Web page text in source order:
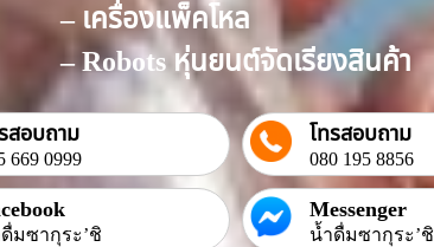
– เครื่องแพ็คโหล
– Robots หุ่นยนต์จัดเรียงสินค้า
สอบถาม
669 0999
โทรสอบถาม
080 195 8856
มซากุระ’ชิ
Messenger
น้ำดื่มซากุระ’ชิ